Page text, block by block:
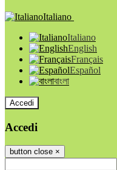
Italiano
Italiano
English
Français
Español
বাংলা
Accedi
Accedi
button close ×